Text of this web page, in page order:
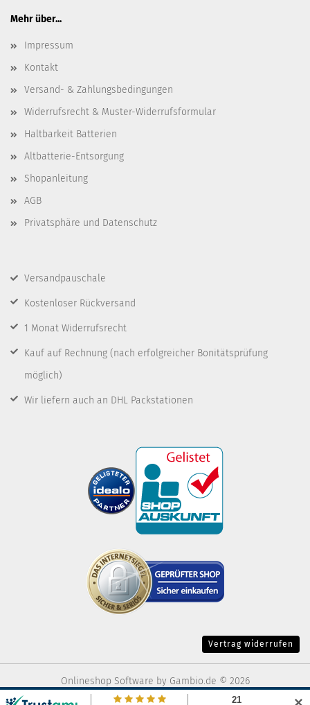
Mehr über...
Impressum
Kontakt
Versand- & Zahlungsbedingungen
Widerrufsrecht & Muster-Widerrufsformular
Haltbarkeit Batterien
Altbatterie-Entsorgung
Shopanleitung
AGB
Privatsphäre und Datenschutz
Versandpauschale
Kostenloser Rückversand
1 Monat Widerrufsrecht
Kauf auf Rechnung (nach erfolgreicher Bonitätsprüfung
möglich)
Wir liefern auch an DHL Packstationen
Vertrag widerrufen
Onlineshop Software by Gambio.de © 2026